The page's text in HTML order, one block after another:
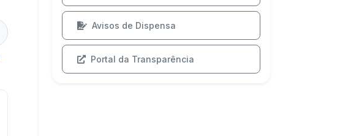
Avisos de Dispensa
Portal da Transparência